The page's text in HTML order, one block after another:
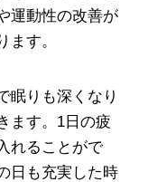
運動性の改善が
ます。
眠りも深くなり
ます。1日の疲
れることがで
日も充実した時